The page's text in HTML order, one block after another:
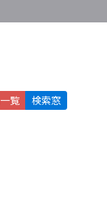
一覧 検索窓